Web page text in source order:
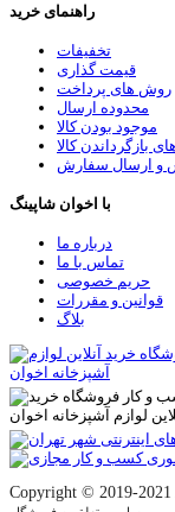
راهنمای خرید
تخفیفات
قیمت گذاری
روش های پرداخت
محدوده ارسال
موجود بودن کالا
بازگرداندن کالا
و ارسال سفارش
با اخوان شاپینگ
درباره ما
تماس با ما
حریم خصوصی
قوانین و مقررات
بلاگ
Copyright © 2019-2021